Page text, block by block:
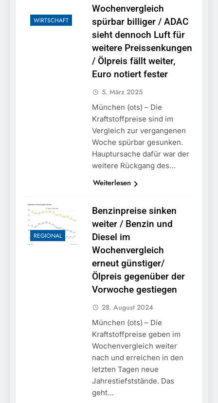
Beinahekollision an
Bahnübergang in Aubing
/ Bundespolizei ermittelt
wegen gefährlichen
Eingriffs in den
Bahnverkehr
5. August 2026
WIRTSCHAFT
Wochenvergleich
spürbar billiger / ADAC
sieht dennoch Luft für
weitere Preissenkungen
/ Ölpreis fällt weiter,
Euro notiert fester
5. März 2025
München (ots) – Die
Kraftstoffpreise sind im
Vergleich zur vergangenen
Woche spürbar gesunken.
Hauptursache dafür war der
weitere Rückgang des…
Weiterlesen
REGIONAL
Benzinpreise sinken
weiter / Benzin und
Diesel im
Wochenvergleich
erneut günstiger/
Ölpreis gegenüber der
Vorwoche gestiegen
28. August 2024
München (ots) – Die
Kraftstoffpreise geben im
Wochenvergleich weiter
nach und erreichen in den
letzten Tagen neue
Jahrestiefststände. Das
geht…